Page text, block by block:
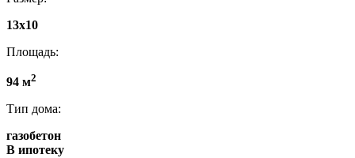
13x10
Площадь:
94 м2
Тип дома:
газобетон
В ипотеку